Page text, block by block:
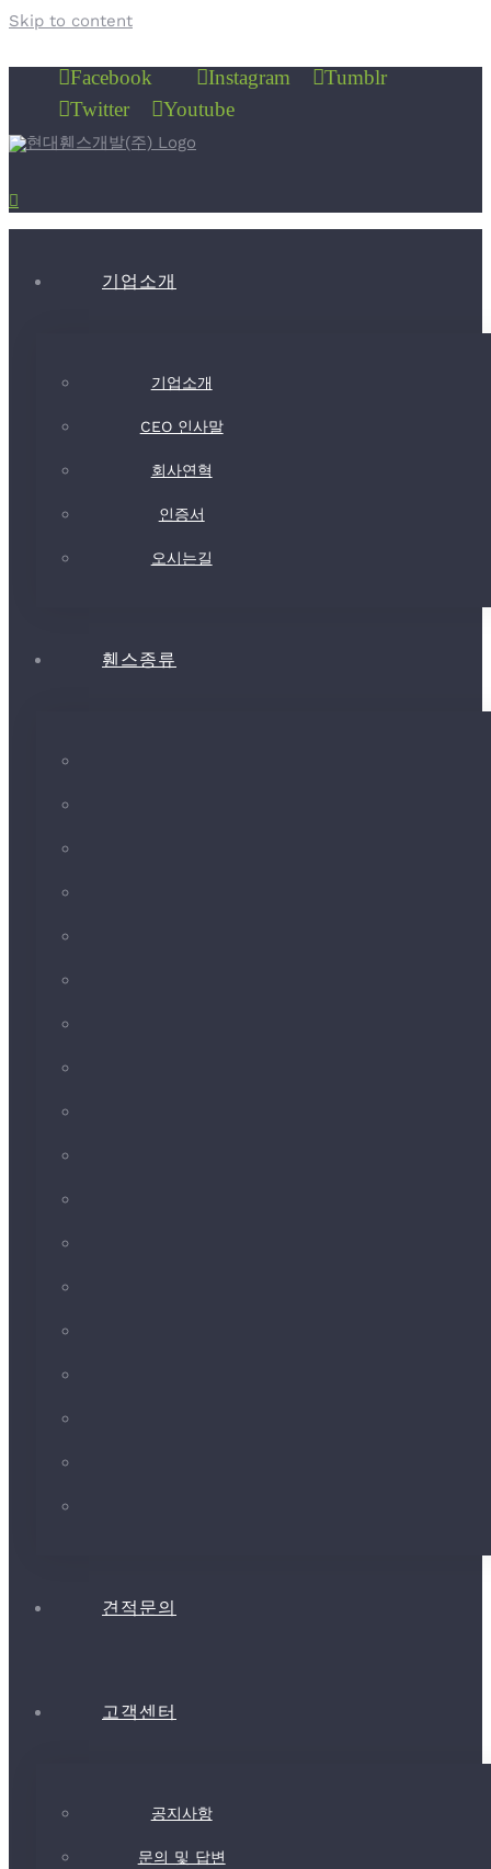
Skip to content
Facebook Instagram
Tumblr
Twitter
Youtube
기업소개
기업소개
CEO 인사말
회사연혁
인증서
오시는길
휀스종류
견적문의
고객센터
공지사항
문의 및 답변